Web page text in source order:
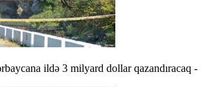
ildə 3 milyard dollar qazandıracaq -